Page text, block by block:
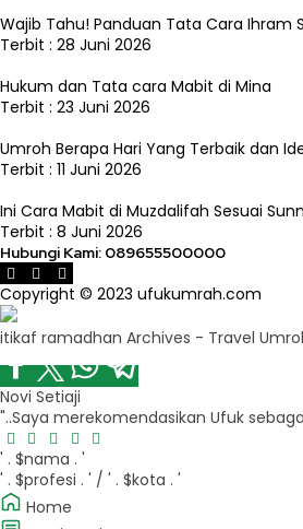
Wajib Tahu! Panduan Tata Cara Ihram
Terbit : 28 Juni 2026
Hukum dan Tata cara Mabit di Mina
Terbit : 23 Juni 2026
Umroh Berapa Hari Yang Terbaik dan
Terbit : 11 Juni 2026
Ini Cara Mabit di Muzdalifah Sesuai
Terbit : 8 Juni 2026
Hubungi Kami: 089655500000
Copyright © 2023 ufukumrah.com
itikaf ramadhan Archives - Travel
Novi Setiaji
"..Saya merekomendasikan Ufuk
' . $nama . '
' . $profesi . ' / ' . $kota . '
Home